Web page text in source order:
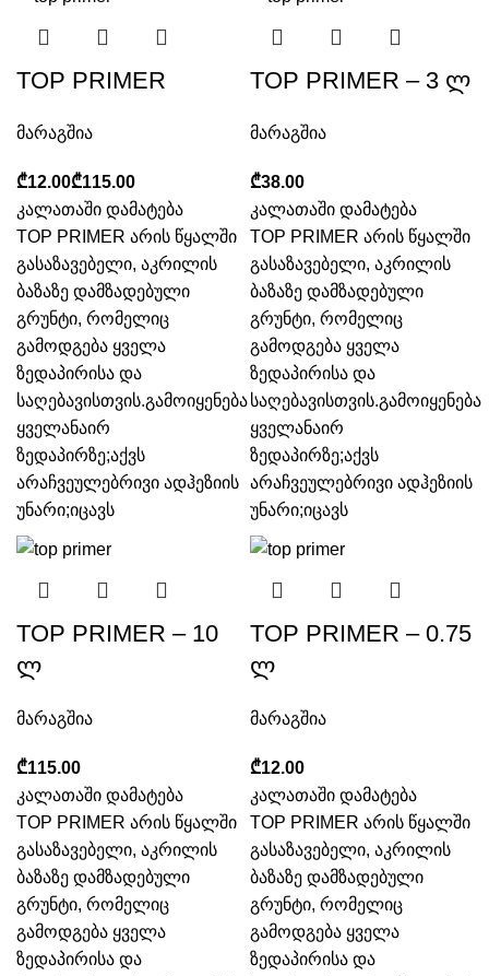
TOP PRIMER
მარაგშია
₾
₾
კალათაში დამატება
TOP PRIMER არის წყალში
გასაზავებელი, აკრილის
ბაზაზე დამზადებული
გრუნტი, რომელიც
გამოდგება ყველა
ზედაპირისა და
საღებავისთვის.გამოიყენება
ყველანაირ
ზედაპირზე;აქვს
არაჩვეულებრივი ადჰეზიის
უნარი;იცავს
TOP PRIMER – 3 ლ
მარაგშია
₾
კალათაში დამატება
TOP PRIMER არის წყალში
გასაზავებელი, აკრილის
ბაზაზე დამზადებული
გრუნტი, რომელიც
გამოდგება ყველა
ზედაპირისა და
საღებავისთვის.გამოიყენება
ყველანაირ
ზედაპირზე;აქვს
არაჩვეულებრივი ადჰეზიის
უნარი;იცავს
TOP PRIMER – 10
ლ
მარაგშია
₾
კალათაში დამატება
TOP PRIMER არის წყალში
გასაზავებელი, აკრილის
ბაზაზე დამზადებული
გრუნტი, რომელიც
გამოდგება ყველა
ზედაპირისა და
TOP PRIMER – 0.75
ლ
მარაგშია
₾
კალათაში დამატება
TOP PRIMER არის წყალში
გასაზავებელი, აკრილის
ბაზაზე დამზადებული
გრუნტი, რომელიც
გამოდგება ყველა
ზედაპირისა და